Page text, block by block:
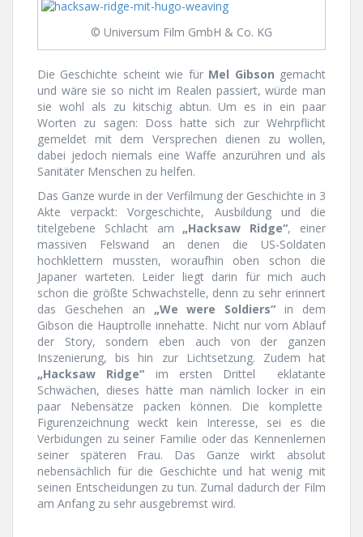
© Universum Film GmbH & Co. KG
Die Geschichte scheint wie für Mel Gibson gemacht
und wäre sie so nicht im Realen passiert, würde man
sie wohl als zu kitschig abtun. Um es in ein paar
Worten zu sagen: Doss hatte sich zur Wehrpflicht
gemeldet mit dem Versprechen dienen zu wollen,
dabei jedoch niemals eine Waffe anzurühren und als
Sanitäter Menschen zu helfen.
Das Ganze wurde in der Verfilmung der Geschichte in 3
Akte verpackt: Vorgeschichte, Ausbildung und die
titelgebene Schlacht am „Hacksaw Ridge“, einer
massiven Felswand an denen die US-Soldaten
hochklettern mussten, woraufhin oben schon die
Japaner warteten. Leider liegt darin für mich auch
schon die größte Schwachstelle, denn zu sehr erinnert
das Geschehen an „We were Soldiers“ in dem
Gibson die Hauptrolle innehatte. Nicht nur vom Ablauf
der Story, sondern eben auch von der ganzen
Inszenierung, bis hin zur Lichtsetzung. Zudem hat
„Hacksaw Ridge“ im ersten Drittel eklatante
Schwächen, dieses hätte man nämlich locker in ein
paar Nebensätze packen können. Die komplette
Figurenzeichnung weckt kein Interesse, sei es die
Verbidungen zu seiner Familie oder das Kennenlernen
seiner späteren Frau. Das Ganze wirkt absolut
nebensächlich für die Geschichte und hat wenig mit
seinen Entscheidungen zu tun. Zumal dadurch der Film
am Anfang zu sehr ausgebremst wird.